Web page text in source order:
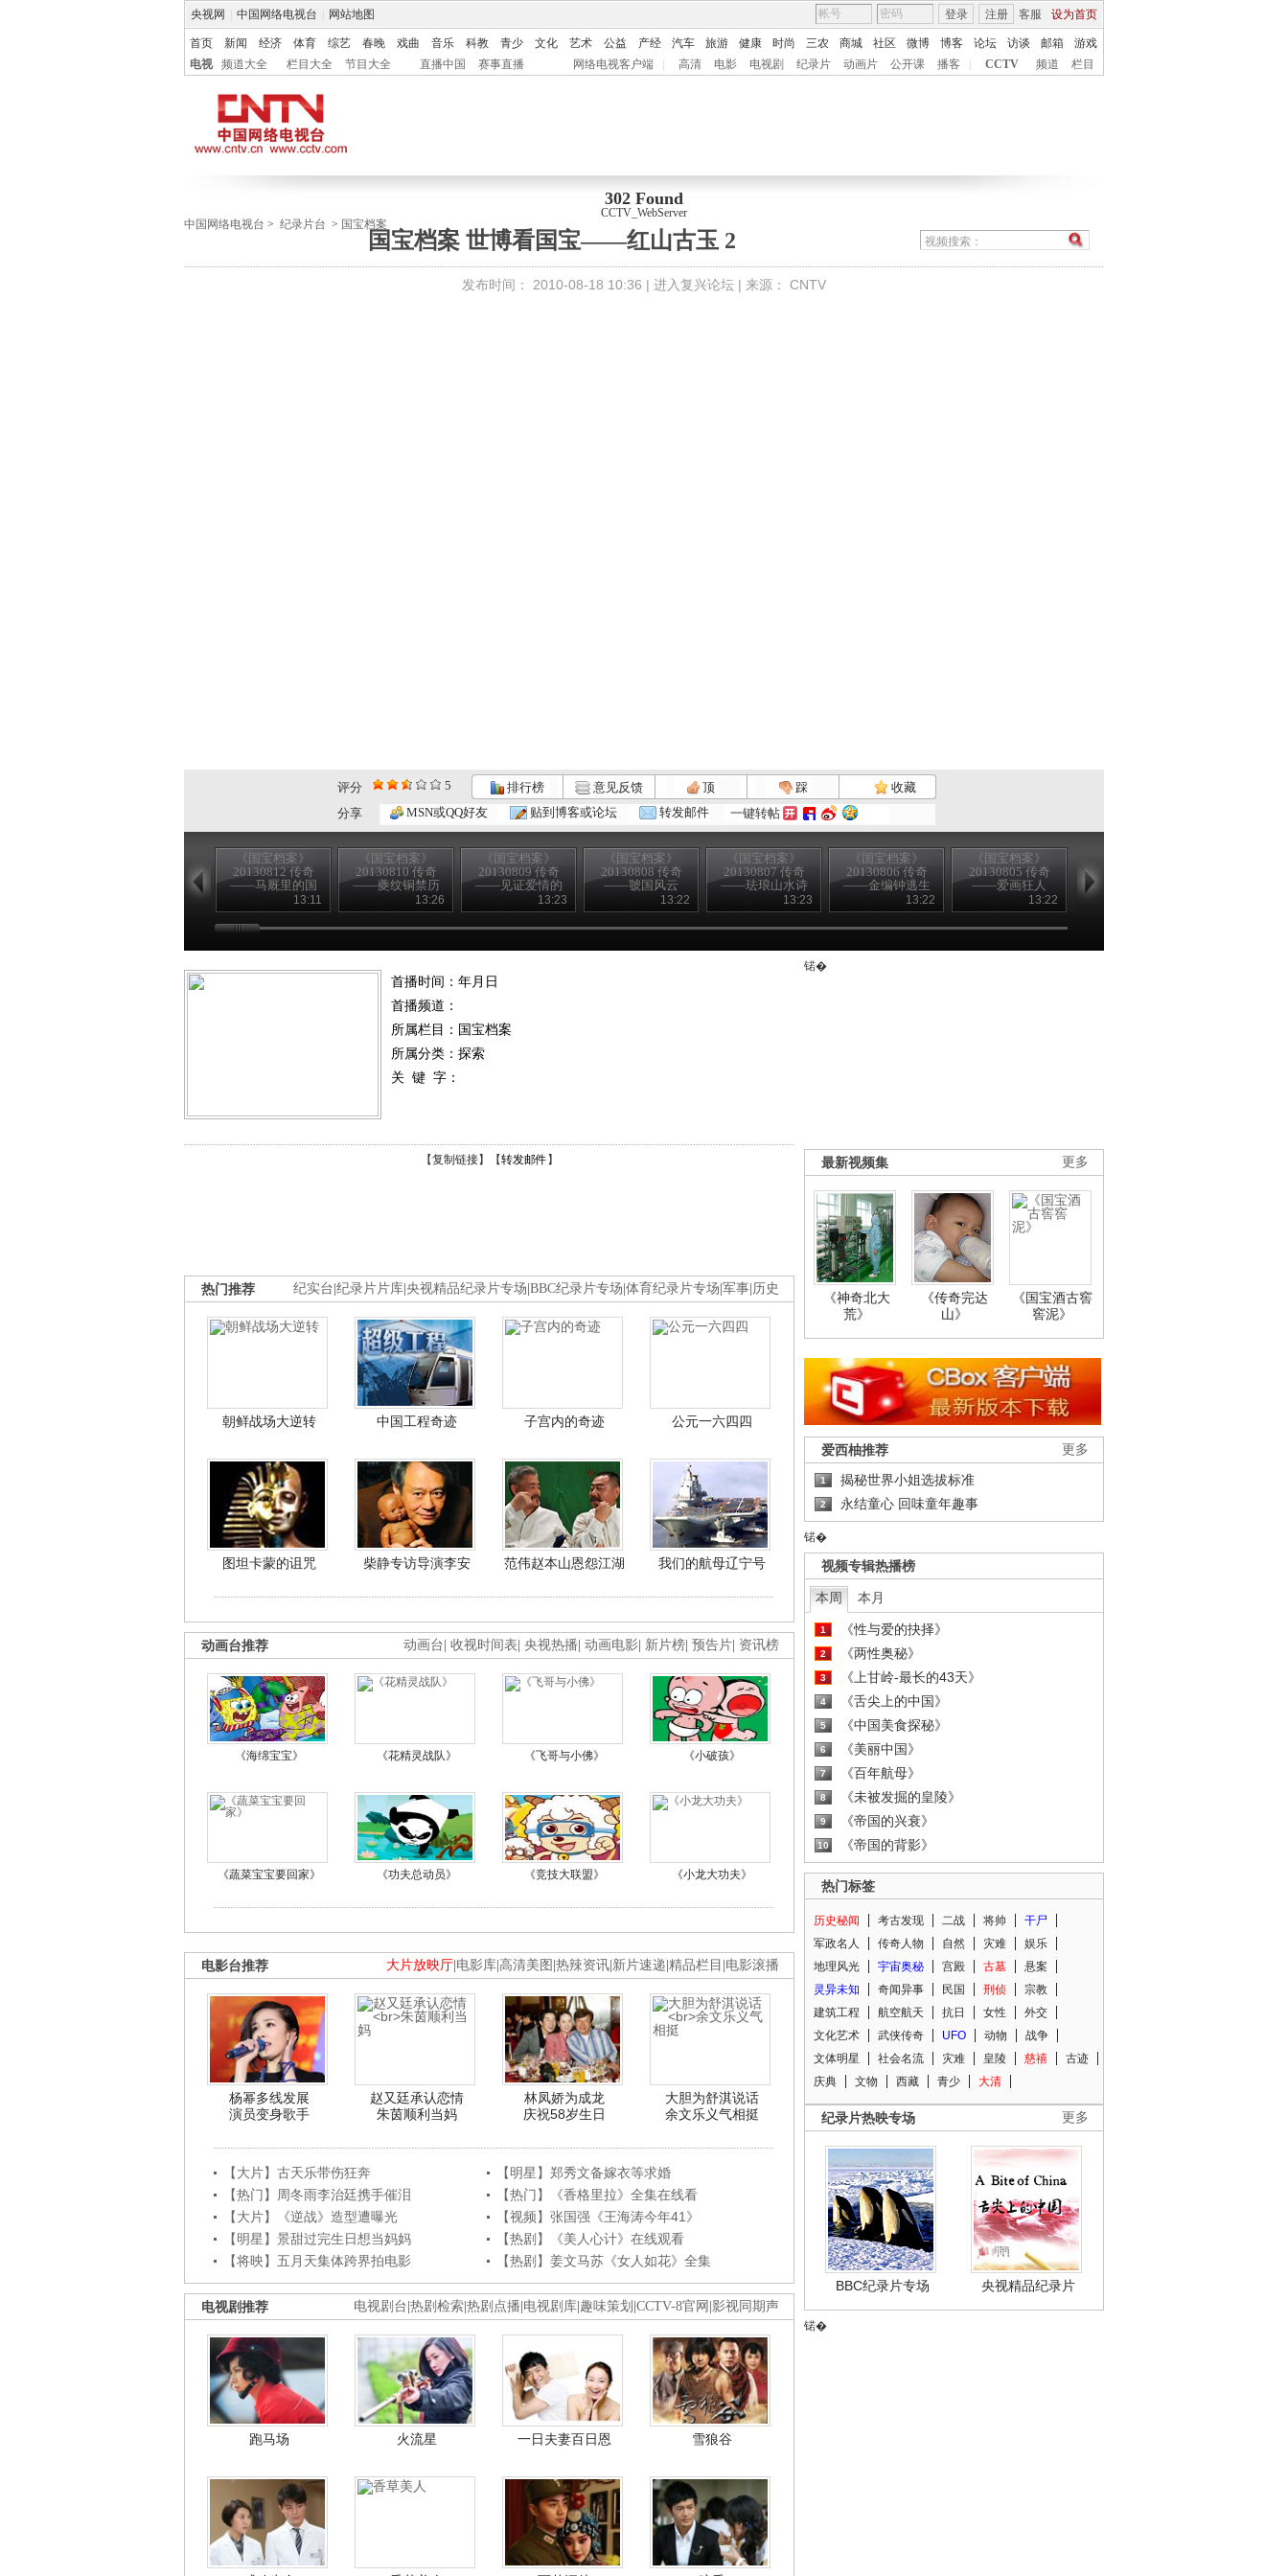
央视网 中国网络电视台 网站地图 客服 设为首页
登录 注册
首页 新闻 经济 体育 综艺 春晚 戏曲 音乐 科教 青少 文化 艺术 公益 产经 汽车 旅游 健康 时尚 三农 商城 社区 微博 博客 论坛 访谈 邮箱
游戏
电视
频道大全 栏目大全 节目大全 直播中国 赛事直播 网络电视客户端 高清 电影 电视剧 纪录片 动画片 公开课 播客 CCTV 频道 栏目
302 Found
CCTV_WebServer
中国网络电视台 > 纪录片台 > 国宝档案
国宝档案 世博看国宝——红山古玉 2
发布时间： 2010-08-18 10:36 | 进入复兴论坛 | 来源： CNTV
评分 5 排行榜 意见反馈 顶 踩
收藏
分享
MSN或QQ好友 贴到博客或论坛 转发邮件 一键转帖
《国宝档案》
20130812 传奇
——马厩里的国
13:11
《国宝档案》
20130810 传奇
——夔纹铜禁历
13:26
《国宝档案》
20130809 传奇
——见证爱情的
13:23
《国宝档案》
20130808 传奇
——虢国风云
13:22
《国宝档案》
20130807 传奇
——珐琅山水诗
13:23
《国宝档案》
20130806 传奇
——金编钟逃生
13:22
《国宝档案》
20130805 传奇
——爱画狂人
13:22
20130803 传奇
——金虎护卫的
首播时间：年月日
首播频道：
所属栏目： 国宝档案
所属分类：探索
关 键 字：
【复制链接】【转发邮件 】
纪实台 纪录片片库 央视精品纪录片专场 BBC纪录片专场 体育纪录片专场 军事 历史
热门推荐
朝鲜战场大逆转 中国工程奇迹 子宫内的奇迹 公元一六四四
图坦卡蒙的诅咒 柴静专访导演李安 范伟赵本山恩怨江湖 我们的航母辽宁号
动画台 收视时间表 央视热播 动画电影 新片榜 预告片 资讯榜
动画台推荐
《海绵宝宝》 《花精灵战队》 《飞哥与小佛》 《小破孩》
《蔬菜宝宝要回家》 《功夫总动员》 《竞技大联盟》 《小龙大功夫》
大片放映厅 电影库 高清美图 热辣资讯 新片速递 精品栏目 电影滚播
电影台推荐
杨幂多线发展
演员变身歌手
赵又廷承认恋情
朱茵顺利当妈
林凤娇为成龙
庆祝58岁生日
大胆为舒淇说话
余文乐义气相挺
【大片】古天乐带伤狂奔
【明星】郑秀文备嫁衣等求婚
【热门】周冬雨李治廷携手催泪
【热门】《香格里拉》全集在线看
【大片】《逆战》造型遭曝光
【视频】张国强《王海涛今年41》
【明星】景甜过完生日想当妈妈
【热剧】《美人心计》在线观看
【将映】五月天集体跨界拍电影
【热剧】姜文马苏《女人如花》全集
电视剧台 热剧检索 热剧点播 电视剧库 趣味策划 CCTV-8官网 影视同期声
电视剧推荐
跑马场 火流星 一日夫妻百日恩 雪狼谷
锘�
更多
最新视频集
《神奇北大
荒》
《传奇完达
山》
《国宝酒古窖
窖泥》
更多
爱西柚推荐
1 揭秘世界小姐选拔标准
2 永结童心 回味童年趣事
锘�
视频专辑热播榜
本周 本月
1 《性与爱的抉择》
2 《两性奥秘》
3 《上甘岭-最长的43天》
4 《舌尖上的中国》
5 《中国美食探秘》
6 《美丽中国》
7 《百年航母》
8 《未被发掘的皇陵》
9 《帝国的兴衰》
10 《帝国的背影》
热门标签
历史秘闻 考古发现 二战 将帅
干尸
军政名人
传奇人物 自然 灾难
娱乐
地理风光
宇宙奥秘 宫殿 古墓
悬案
灵异未知
奇闻异事 民国 刑侦
宗教
建筑工程
航空航天 抗日 女性
外交
文化艺术
武侠传奇 UFO 动物
战争
文体明星
社会名流 灾难 皇陵 慈禧
古迹
庆典
文物 西藏 青少 大清
更多
纪录片热映专场
BBC纪录片专场 央视精品纪录片
锘�